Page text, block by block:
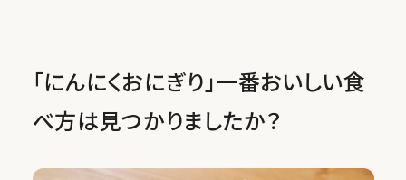
「にんにくおにぎり」一番おいしい食
べ方は見つかりましたか？